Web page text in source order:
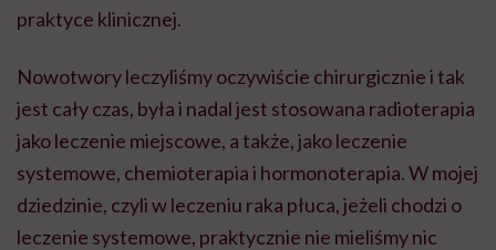
praktyce klinicznej.
Nowotwory leczyliśmy oczywiście chirurgicznie i tak
jest cały czas, była i nadal jest stosowana radioterapia
jako leczenie miejscowe, a także, jako leczenie
systemowe, chemioterapia i hormonoterapia. W mojej
dziedzinie, czyli w leczeniu raka płuca, jeżeli chodzi o
leczenie systemowe, praktycznie nie mieliśmy nic